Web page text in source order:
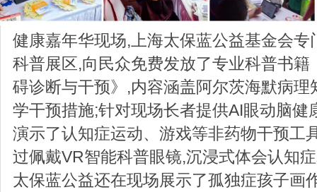
健康嘉年华现场,上海太保蓝公益基金会专
科普展区,向民众免费发放了专业科普书籍
碍诊断与干预》,内容涵盖阿尔茨海默病理
学干预措施;针对现场长者提供AI眼动脑健
演示了认知症运动、游戏等非药物干预工
过佩戴VR智能科普眼镜,沉浸式体会认知
太保蓝公益还在现场展示了孤独症孩子画